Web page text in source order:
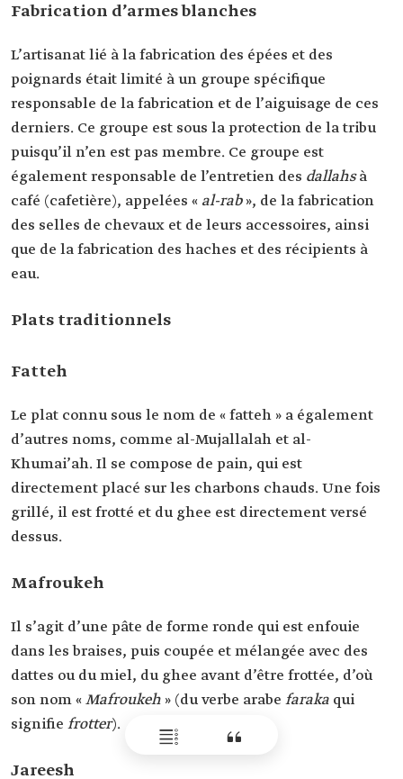
Fabrication d’armes blanches
L’artisanat lié à la fabrication des épées et des
poignards était limité à un groupe spécifique
responsable de la fabrication et de l’aiguisage de ces
derniers. Ce groupe est sous la protection de la tribu
puisqu’il n’en est pas membre. Ce groupe est
également responsable de l’entretien des dallahsà
café (cafetière), appelées « al-rab», de la fabrication
des selles de chevaux et de leurs accessoires, ainsi
que de la fabrication des haches et des récipients à
eau.
Plats traditionnels
Fatteh
Le plat connu sous le nom de « fatteh » a également
d’autres noms, comme al-Mujallalah et al-
Khumai’ah. Il se compose de pain, qui est
directement placé sur les charbons chauds. Une fois
grillé, il est frotté et du ghee est directement versé
dessus.
Mafroukeh
Il s’agit d’une pâte de forme ronde qui est enfouie
dans les braises, puis coupée et mélangée avec des
dattes ou du miel, du ghee avant d’être frottée, d’où
son nom «Mafroukeh » (du verbe arabe faraka qui
signifie frotter).
Jareesh